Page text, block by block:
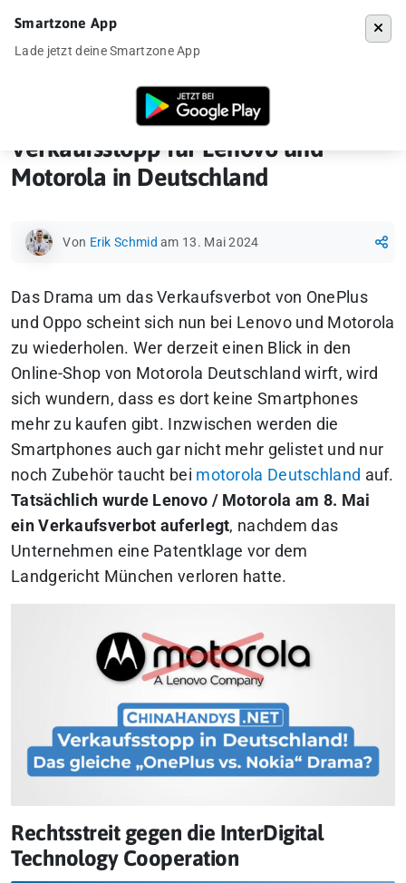
Verkaufsstopp für Lenovo und Motorola in
Verkaufsstopp für Lenovo und
Motorola in Deutschland
Von Erik Schmid am 13. Mai 2024
Das Drama um das Verkaufsverbot von OnePlus
und Oppo scheint sich nun bei Lenovo und Motorola
zu wiederholen. Wer derzeit einen Blick in den
Online-Shop von Motorola Deutschland wirft, wird
sich wundern, dass es dort keine Smartphones
mehr zu kaufen gibt. Inzwischen werden die
Smartphones auch gar nicht mehr gelistet und nur
noch Zubehör taucht bei motorola Deutschland auf.
Tatsächlich wurde Lenovo / Motorola am 8. Mai
ein Verkaufsverbot auferlegt, nachdem das
Unternehmen eine Patentklage vor dem
Landgericht München verloren hatte.
Rechtsstreit gegen die InterDigital
Technology Cooperation
Smartzone App
Lade jetzt deine Smartzone App